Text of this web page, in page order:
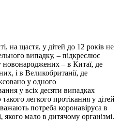
на щастя, у дітей до 12 років не
випадку, – підкреслює
новонароджених – в Китаї, де
і в Великобританії, де
у одного
у всіх десяти випадках
легкого протікання у дітей
потреба коронавіруса в
якого мало в дитячому організмі.